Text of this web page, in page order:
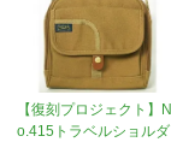
【復刻プロジェクト】N
o.415トラベルショルダ